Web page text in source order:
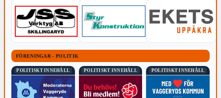
FÖRENINGAR - POLITIK
POLITISKT INNEHÅLL POLITISKT INNEHÅLL POLITISKT INNEHÅLL